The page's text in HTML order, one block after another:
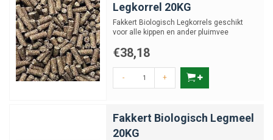
Legkorrel 20KG
Fakkert Biologisch Legkorrels geschikt
voor alle kippen en ander pluimvee
€38,18
- +
Fakkert Biologisch Legmeel
20KG